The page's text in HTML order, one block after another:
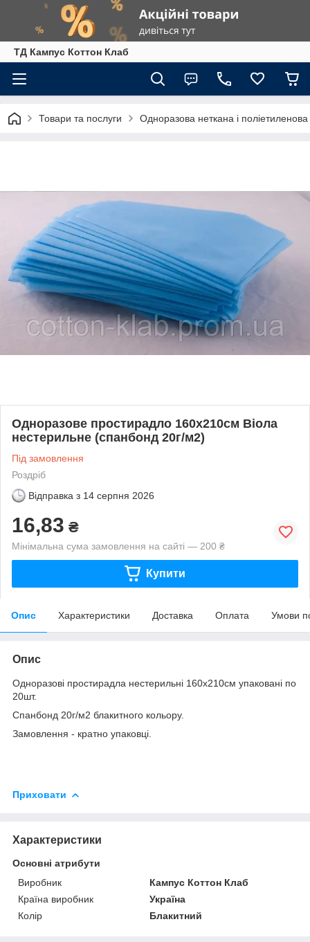
ТД Кампус Коттон Клаб
Товари та послуги Одноразова неткана і
Одноразове простирадло 160х210см Віола
нестерильне (спанбонд 20г/м2)
Під замовлення
Роздріб
Відправка з 14 серпня 2026
16,83 ₴
Мінімальна сума замовлення на сайті — 200 ₴
Купити
Опис Характеристики Доставка Оплата Умови
Опис
Одноразові простирадла нестерильні 160х210см упаковані по
20шт.
Спанбонд 20г/м2 блакитного кольору.
Замовлення - кратно упаковці.
Приховати
Характеристики
Основні атрибути
Виробник
Кампус Коттон Клаб
Країна виробник
Україна
Колір
Блакитний